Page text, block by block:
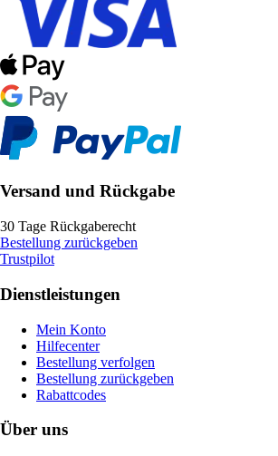
Versand und Rückgabe
30 Tage Rückgaberecht
Bestellung zurückgeben
Trustpilot
Dienstleistungen
Mein Konto
Hilfecenter
Bestellung verfolgen
Bestellung zurückgeben
Rabattcodes
Über uns